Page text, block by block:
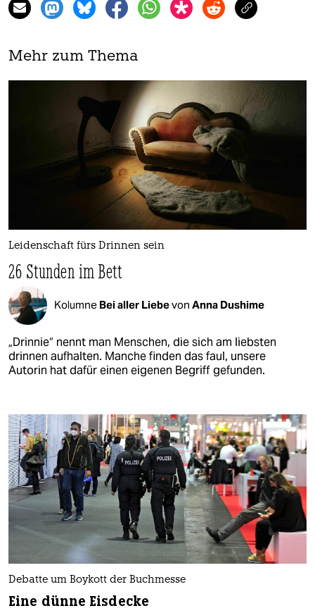
Mehr zum Thema
Leidenschaft fürs Drinnen sein
26 Stunden im Bett
Kolumne Bei aller Liebevon Anna Dushime
„Drinnie“ nennt man Menschen, die sich am liebsten
drinnen aufhalten. Manche finden das faul, unsere
Autorin hat dafür einen eigenen Begriff gefunden.
Debatte um Boykott der Buchmesse
Eine dünne Eisdecke